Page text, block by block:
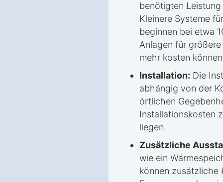
benötigten
Kleinere Systeme
beginnen bei etwa
Anlagen für
mehr kosten
Installation: Die
abhängig von der
örtlichen
Installationskosten
liegen.
Zusätzliche
wie ein
können zusätzliche